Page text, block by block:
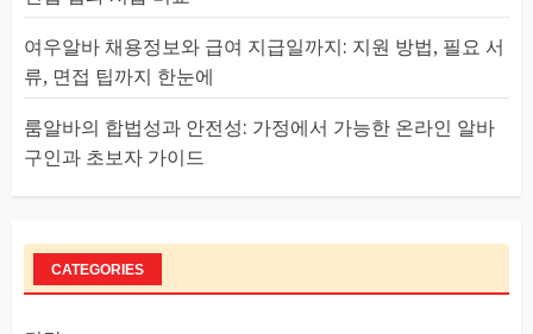
여우알바 채용정보와 급여 지급일까지: 지원 방법, 필요 서
류, 면접 팁까지 한눈에
룸알바의 합법성과 안전성: 가정에서 가능한 온라인 알바
구인과 초보자 가이드
CATEGORIES